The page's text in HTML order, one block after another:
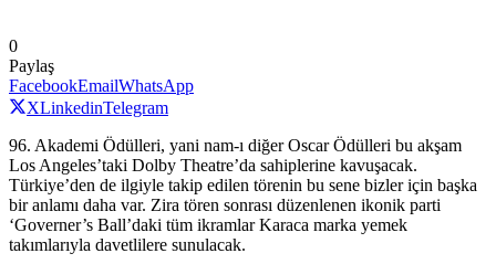
0
Paylaş
FacebookEmailWhatsApp
XLinkedinTelegram
96. Akademi Ödülleri, yani nam-ı diğer Oscar Ödülleri bu akşam
Los Angeles’taki Dolby Theatre’da sahiplerine kavuşacak.
Türkiye’den de ilgiyle takip edilen törenin bu sene bizler için başka
bir anlamı daha var. Zira tören sonrası düzenlenen ikonik parti
‘Governer’s Ball’daki tüm ikramlar Karaca marka yemek
takımlarıyla davetlilere sunulacak.